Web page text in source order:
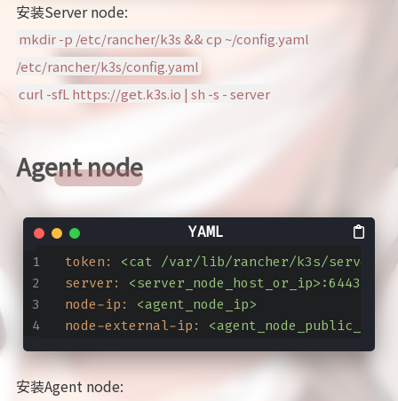
安装Server node:
mkdir -p /etc/rancher/k3s && cp ~/config.yaml
/etc/rancher/k3s/config.yaml
curl -sfL https://get.k3s.io | sh -s - server
Agent node
token: <cat /var/lib/rancher/k3s/server/
server:
<server_node_host_or_ip>:6443
node-ip:
<agent_node_ip>
node-external-ip:
<agent_node_public_ip>
安装Agent node: